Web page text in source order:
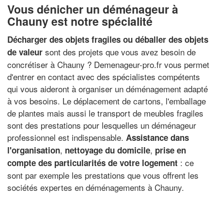
Vous dénicher un déménageur à
Chauny est notre spécialité
Décharger des objets fragiles ou déballer des objets
de valeur sont des projets que vous avez besoin de
concrétiser à Chauny ? Demenageur-pro.fr vous permet
d'entrer en contact avec des spécialistes compétents
qui vous aideront à organiser un déménagement adapté
à vos besoins. Le déplacement de cartons, l'emballage
de plantes mais aussi le transport de meubles fragiles
sont des prestations pour lesquelles un déménageur
professionnel est indispensable. Assistance dans
l'organisation, nettoyage du domicile, prise en
compte des particularités de votre logement : ce
sont par exemple les prestations que vous offrent les
sociétés expertes en déménagements à Chauny.